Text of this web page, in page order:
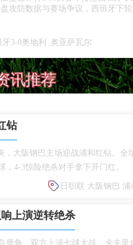
攻防数据与赛场争议，西班牙下
牙3-0奥地利
奥亚萨瓦尔
晋级16强
讯推荐
钻
，大阪钢巴主场迎战浦和红钻。全
4‑3惊险绝杀对手拿下开门红。
日职联 大阪钢巴 浦
上演逆转绝杀
角。双方上演七球大战，卡夫里